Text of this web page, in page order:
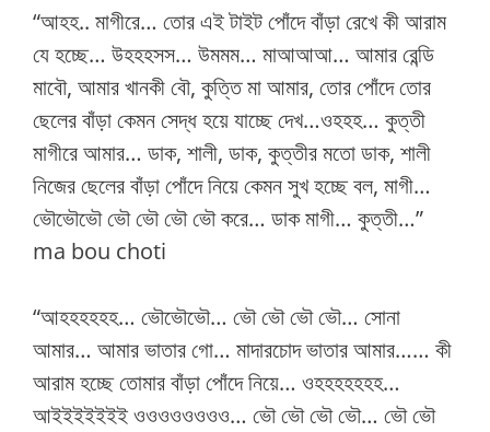
“আহহ.. মাগীরে… তোর এই টাইট পোঁদে বাঁড়া রেখে কী আরাম
যে হচ্ছে… উহহহসস… উমমম… মাআআআ… আমার রেন্ডি
মাবৌ, আমার খানকী বৌ, কুত্তি মা আমার, তোর পোঁদে তোর
ছেলের বাঁড়া কেমন সেদ্ধ হয়ে যাচ্ছে দেখ…ওহহহ… কুত্তী
মাগীরে আমার… ডাক, শালী, ডাক, কুত্তীর মতো ডাক, শালী
নিজের ছেলের বাঁড়া পোঁদে নিয়ে কেমন সুখ হচ্ছে বল, মাগী…
ভৌভৌভৌ ভৌ ভৌ ভৌ ভৌ করে… ডাক মাগী… কুত্তী…”
ma bou choti
“আহহহহহহ… ভৌভৌভৌ… ভৌ ভৌ ভৌ ভৌ… সোনা
আমার… আমার ভাতার গো… মাদারচোদ ভাতার আমার…… কী
আরাম হচ্ছে তোমার বাঁড়া পোঁদে নিয়ে… ওহহহহহহহ…
আইইইইইইই ওওওওওওওও… ভৌ ভৌ ভৌ ভৌ… ভৌ ভৌ